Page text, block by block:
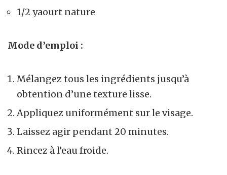
1/2 yaourt nature
Mode d’emploi :
Mélangez tous les ingrédients jusqu’à
obtention d’une texture lisse.
Appliquez uniformément sur le visage.
Laissez agir pendant 20 minutes.
Rincez à l’eau froide.